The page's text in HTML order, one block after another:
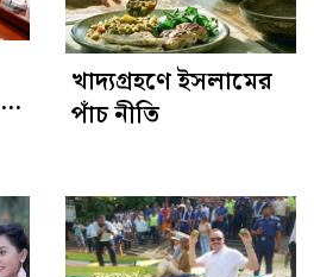
খাদ্যগ্রহণে ইসলামের
পাঁচ নীতি